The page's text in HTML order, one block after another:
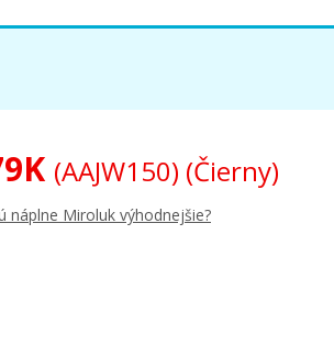
(AAJW150) (Čierny)
náplne Miroluk výhodnejšie?